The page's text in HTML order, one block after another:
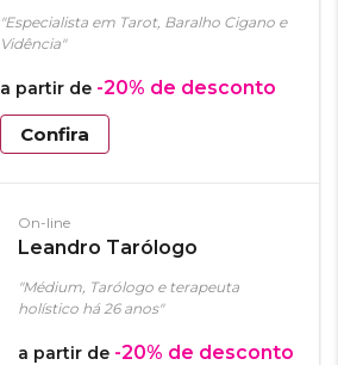
"Especialista em Tarot, Baralho Cigano e
Vidência"
a partir de -20% de desconto
Confira
On-line
Leandro Tarólogo
"Médium, Tarólogo e terapeuta
holístico há 26 anos"
a partir de -20% de desconto